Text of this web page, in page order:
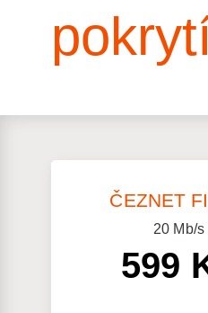
ČEZNET
20 Mb/s
599